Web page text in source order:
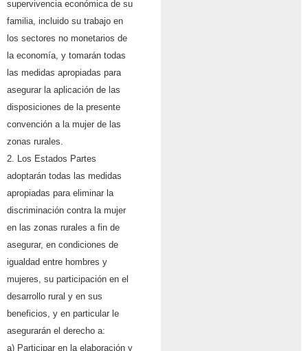
supervivencia económica de su
familia, incluido su trabajo en
los sectores no monetarios de
la economía, y tomarán todas
las medidas apropiadas para
asegurar la aplicación de las
disposiciones de la presente
convención a la mujer de las
zonas rurales.
2. Los Estados Partes
adoptarán todas las medidas
apropiadas para eliminar la
discriminación contra la mujer
en las zonas rurales a fin de
asegurar, en condiciones de
igualdad entre hombres y
mujeres, su participación en el
desarrollo rural y en sus
beneficios, y en particular le
asegurarán el derecho a:
a) Participar en la elaboración y